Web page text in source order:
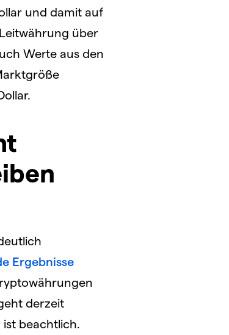
und damit auf
über
Werte aus den
Ergebnisse
derzeit
beachtlich.